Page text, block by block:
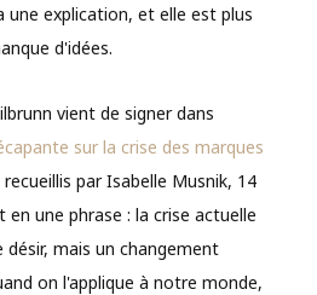
une explication, et elle est plus
d'idées.
vient de signer dans
sur la crise des marques
par Isabelle Musnik, 14
une phrase : la crise actuelle
mais un changement
on l'applique à notre monde,